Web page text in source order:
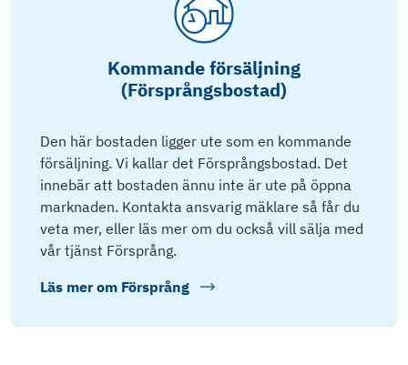
Kommande försäljning
(Försprångsbostad)
Den här bostaden ligger ute som en kommande
försäljning. Vi kallar det Försprångsbostad. Det
innebär att bostaden ännu inte är ute på öppna
marknaden. Kontakta ansvarig mäklare så får du
veta mer, eller läs mer om du också vill sälja med
vår tjänst Försprång.
Läs mer om Försprång